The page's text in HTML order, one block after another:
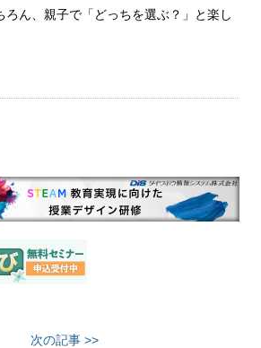
ん、親子で「どっちを選ぶ？」と楽し
次の記事 >>